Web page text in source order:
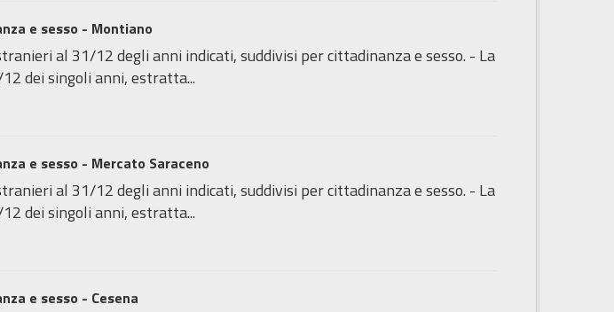
e sesso - Montiano
al 31/12 degli anni indicati, suddivisi per cittadinanza e sesso. - La
dei singoli anni, estratta...
e sesso - Mercato Saraceno
al 31/12 degli anni indicati, suddivisi per cittadinanza e sesso. - La
dei singoli anni, estratta...
e sesso - Cesena